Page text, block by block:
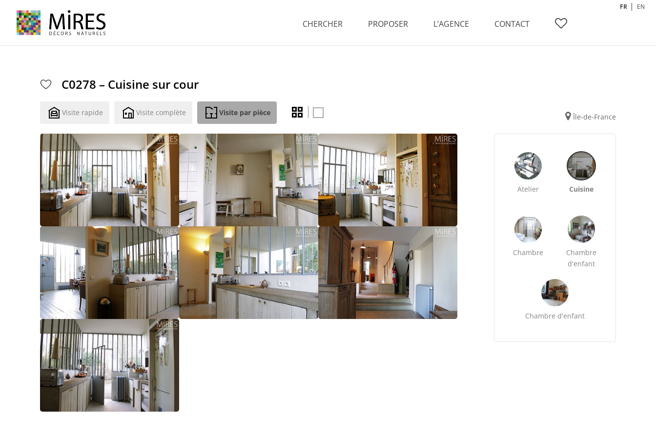
CHERCHER PROPOSER L’AGENCE CONTACT
FR EN
C0278 – Cuisine sur cour
Visite rapide Visite complète Visite par pièce Île-de-France
Atelier Cuisine
Chambre
Chambre
d'enfant
Chambre d'enfant